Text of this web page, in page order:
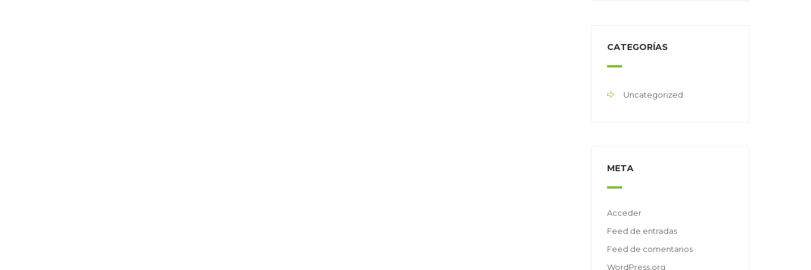
CATEGORÍAS
Uncategorized
META
Acceder
Feed de entradas
Feed de comentarios
WordPress.org